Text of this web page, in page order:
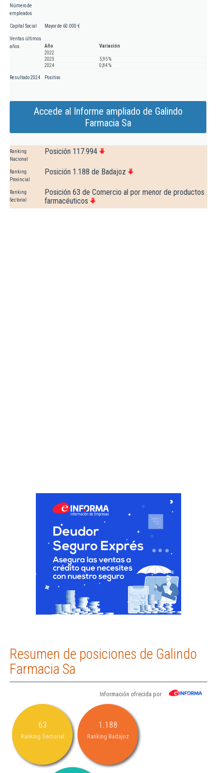
Número de
empleados
Capital Social Mayor de 60.000 €
Ventas últimos
años
Año
Variación
2022
2023
5,95 %
2024
0,84 %
Resultado 2024 Positivo
Accede al Informe ampliado de Galindo
Farmacia Sa
Ranking
Nacional
Posición 117.994
Ranking
Provincial
Posición 1.188 de Badajoz
Ranking
Sectorial
Posición 63 de Comercio al por menor de productos
farmacéuticos
Resumen de posiciones de Galindo
Farmacia Sa
Información ofrecida por
63
Ranking Sectorial
1.188
Ranking Badajoz